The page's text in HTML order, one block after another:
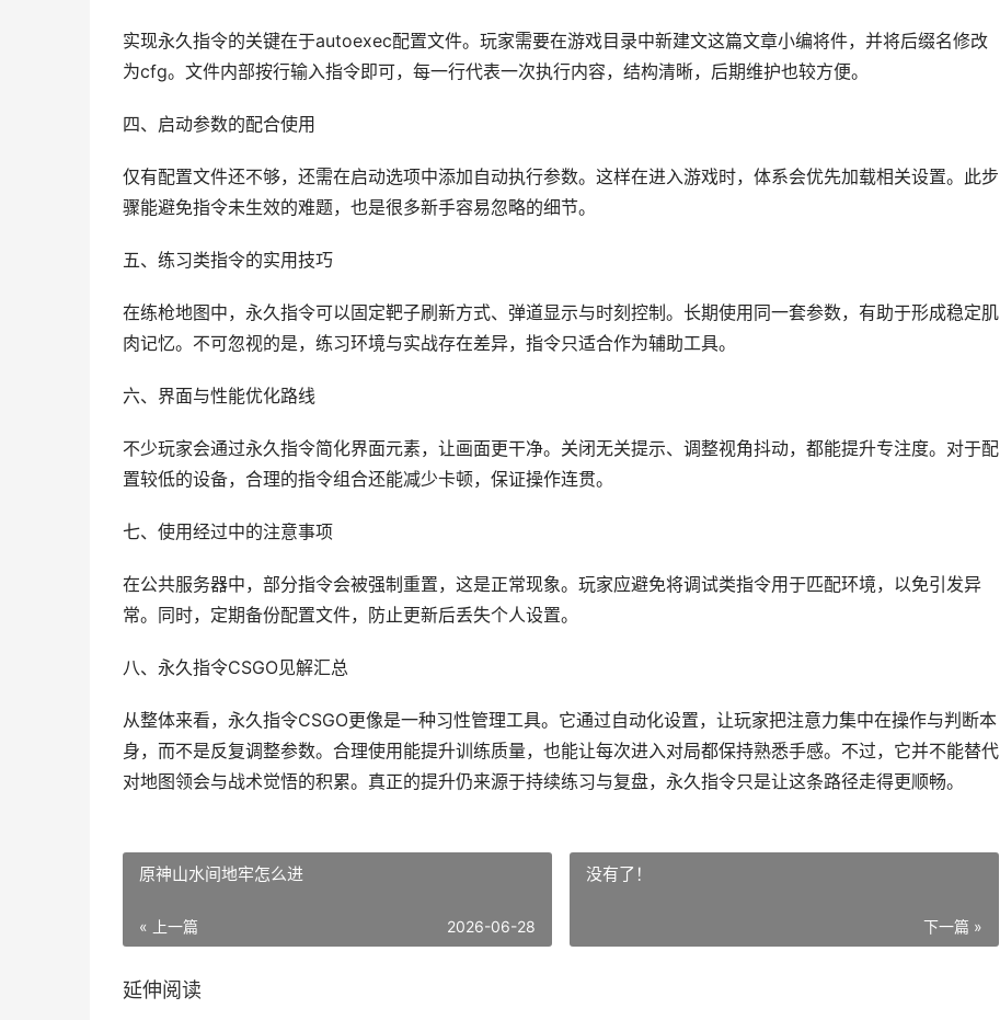
实现永久指令的关键在于autoexec配置文件。玩家需要在游戏目录中新建文这篇文章小编将件，并将后缀名修改
为cfg。文件内部按行输入指令即可，每一行代表一次执行内容，结构清晰，后期维护也较方便。
四、启动参数的配合使用
仅有配置文件还不够，还需在启动选项中添加自动执行参数。这样在进入游戏时，体系会优先加载相关设置。此步
骤能避免指令未生效的难题，也是很多新手容易忽略的细节。
五、练习类指令的实用技巧
在练枪地图中，永久指令可以固定靶子刷新方式、弹道显示与时刻控制。长期使用同一套参数，有助于形成稳定肌
肉记忆。不可忽视的是，练习环境与实战存在差异，指令只适合作为辅助工具。
六、界面与性能优化路线
不少玩家会通过永久指令简化界面元素，让画面更干净。关闭无关提示、调整视角抖动，都能提升专注度。对于配
置较低的设备，合理的指令组合还能减少卡顿，保证操作连贯。
七、使用经过中的注意事项
在公共服务器中，部分指令会被强制重置，这是正常现象。玩家应避免将调试类指令用于匹配环境，以免引发异
常。同时，定期备份配置文件，防止更新后丢失个人设置。
八、永久指令CSGO见解汇总
从整体来看，永久指令CSGO更像是一种习性管理工具。它通过自动化设置，让玩家把注意力集中在操作与判断本
身，而不是反复调整参数。合理使用能提升训练质量，也能让每次进入对局都保持熟悉手感。不过，它并不能替代
对地图领会与战术觉悟的积累。真正的提升仍来源于持续练习与复盘，永久指令只是让这条路径走得更顺畅。
原神山水间地牢怎么进
« 上一篇 2026-06-28
没有了！
下一篇 »
延伸阅读